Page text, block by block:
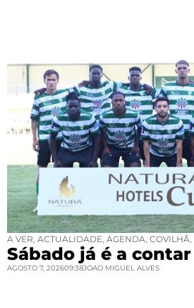
A VER, ACTUALIDADE, AGENDA, COVILHÃ,
Sábado já é a contar
AGOSTO 7, 202609:38JOAO MIGUEL ALVES